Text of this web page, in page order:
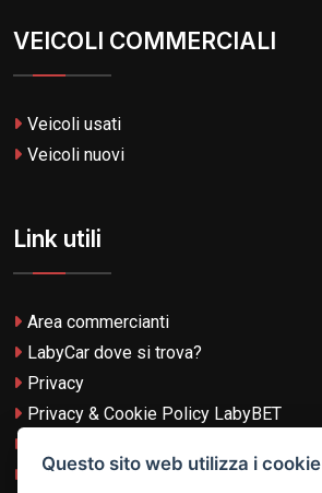
VEICOLI COMMERCIALI
Veicoli usati
Veicoli nuovi
Link utili
Area commercianti
LabyCar dove si trova?
Privacy
Privacy & Cookie Policy LabyBET
Termini e Condizioni LabyBET
Questo sito web utilizza i cookie